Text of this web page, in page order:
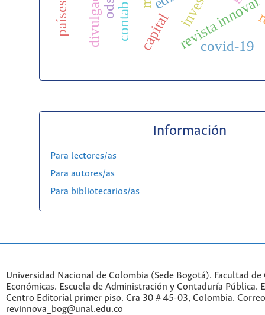
revista innovar
capital covid-19
Información
Para lectores/as
Para autores/as
Para bibliotecarios/as
Universidad Nacional de Colombia (Sede Bogotá). Facultad de
Económicas. Escuela de Administración y Contaduría Pública.
Centro Editorial primer piso. Cra 30 # 45-03, Colombia.
revinnova_bog@unal.edu.co